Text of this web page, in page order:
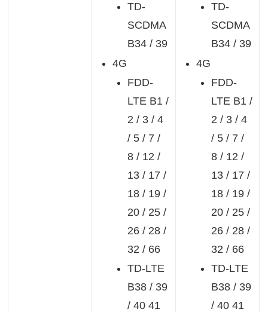
TD-
SCDMA
B34 / 39
4G
FDD-
LTE B1 /
2 / 3 / 4
/ 5 / 7 /
8 / 12 /
13 / 17 /
18 / 19 /
20 / 25 /
26 / 28 /
32 / 66
TD-LTE
B38 / 39
/ 40 41
TD-
SCDMA
B34 / 39
4G
FDD-
LTE B1 /
2 / 3 / 4
/ 5 / 7 /
8 / 12 /
13 / 17 /
18 / 19 /
20 / 25 /
26 / 28 /
32 / 66
TD-LTE
B38 / 39
/ 40 41